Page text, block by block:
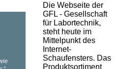
Die Webseite der
GFL - Gesellschaft
für Labortechnik,
steht heute im
Mittelpunkt des
Internet-
Schaufensters. Das
Produktsortiment